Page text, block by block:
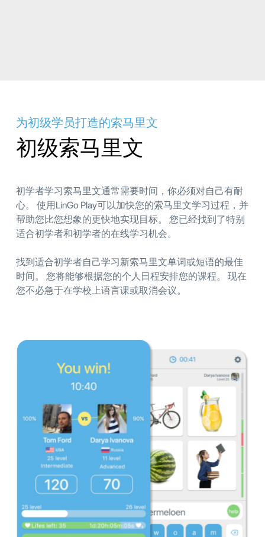
为初级学员打造的索马里文
初级索马里文
初学者学习索马里文通常需要时间，你必须对自己有耐
心。 使用LinGo Play可以加快您的索马里文学习过程，并
帮助您比您想象的更快地实现目标。 您已经找到了特别
适合初学者和初学者的在线学习机会。
找到适合初学者自己学习新索马里文单词或短语的最佳
时间。 您将能够根据您的个人日程安排您的课程。 现在
您不必急于在学校上语言课或取消会议。